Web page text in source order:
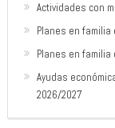
Actividades con
Planes en
Planes en familia
Ayudas
2026/2027